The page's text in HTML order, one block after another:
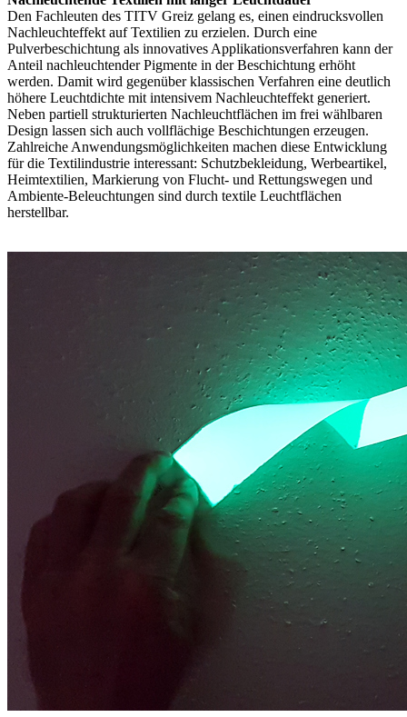
Den Fachleuten des TITV Greiz gelang es, einen eindrucksvollen
Nachleuchteffekt auf Textilien zu erzielen. Durch eine
Pulverbeschichtung als innovatives Applikationsverfahren kann der
Anteil nachleuchtender Pigmente in der Beschichtung erhöht
werden. Damit wird gegenüber klassischen Verfahren eine deutlich
höhere Leuchtdichte mit intensivem Nachleuchteffekt generiert.
Neben partiell strukturierten Nachleuchtflächen im frei wählbaren
Design lassen sich auch vollflächige Beschichtungen erzeugen.
Zahlreiche Anwendungsmöglichkeiten machen diese Entwicklung
für die Textilindustrie interessant: Schutzbekleidung, Werbeartikel,
Heimtextilien, Markierung von Flucht‑ und Rettungswegen und
Ambiente-Beleuchtungen sind durch textile Leuchtflächen
herstellbar.